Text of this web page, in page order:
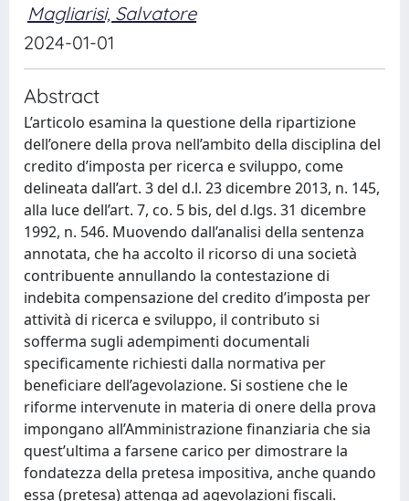
Magliarisi, Salvatore
2024-01-01
Abstract
L’articolo esamina la questione della ripartizione
dell’onere della prova nell’ambito della disciplina del
credito d’imposta per ricerca e sviluppo, come
delineata dall’art. 3 del d.l. 23 dicembre 2013, n. 145,
alla luce dell’art. 7, co. 5 bis, del d.lgs. 31 dicembre
1992, n. 546. Muovendo dall’analisi della sentenza
annotata, che ha accolto il ricorso di una società
contribuente annullando la contestazione di
indebita compensazione del credito d’imposta per
attività di ricerca e sviluppo, il contributo si
sofferma sugli adempimenti documentali
specificamente richiesti dalla normativa per
beneficiare dell’agevolazione. Si sostiene che le
riforme intervenute in materia di onere della prova
impongano all’Amministrazione finanziaria che sia
quest’ultima a farsene carico per dimostrare la
fondatezza della pretesa impositiva, anche quando
essa (pretesa) attenga ad agevolazioni fiscali.